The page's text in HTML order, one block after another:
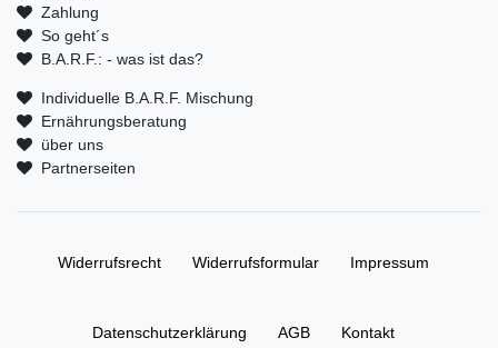
Zahlung
So geht´s
B.A.R.F.: - was ist das?
Individuelle B.A.R.F. Mischung
Ernährungsberatung
über uns
Partnerseiten
Widerrufs­recht Widerrufs­formular Impressum
Daten­schutz­erklärung AGB Kontakt